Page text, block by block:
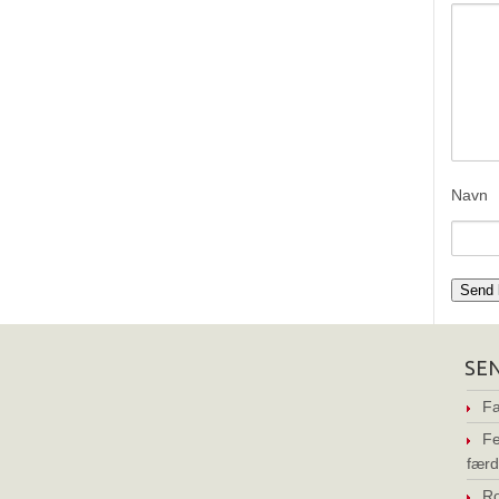
Navn